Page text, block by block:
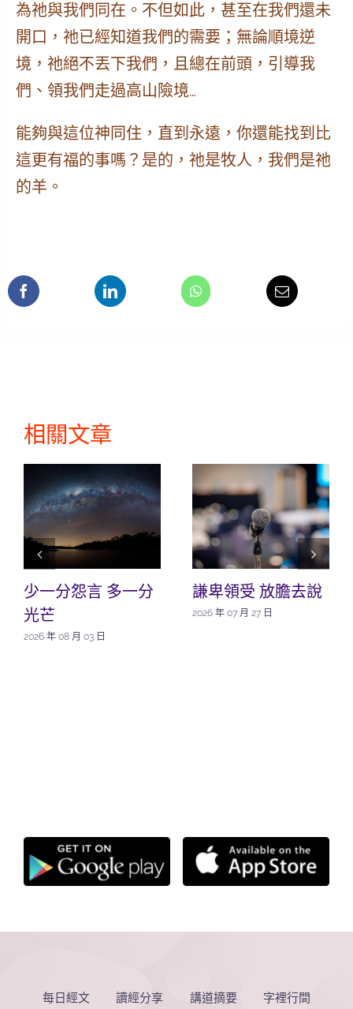
為祂與我們同在。不但如此，甚至在我們還未
開口，祂已經知道我們的需要；無論順境逆
境，祂絕不丟下我們，且總在前頭，引導我
們、領我們走過高山險境…
能夠與這位神同住，直到永遠，你還能找到比
這更有福的事嗎？是的，祂是牧人，我們是祂
的羊。
相關文章
少一分怨言 多一分
光芒
2026 年 08 月 03 日
謙卑領受 放膽去說
2026 年 07 月 27 日
每日經文 讀經分享 講道摘要 字裡行間